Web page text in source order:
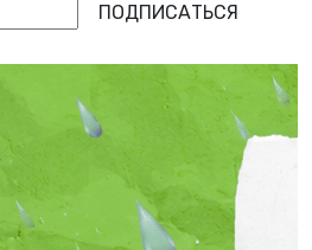
ПОДПИСАТЬСЯ